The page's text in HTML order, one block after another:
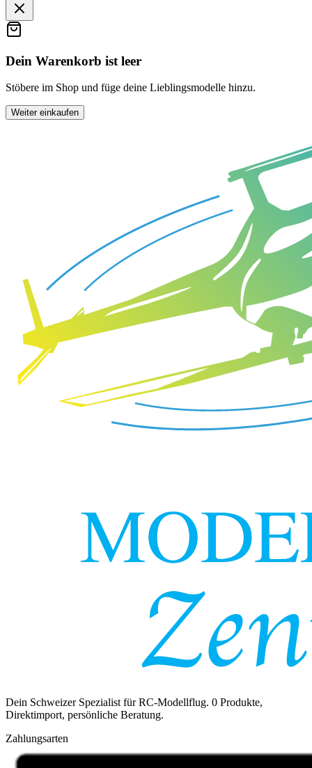
Dein Warenkorb ist leer
Stöbere im Shop und füge deine Lieblingsmodelle hinzu.
Weiter einkaufen
Dein Schweizer Spezialist für RC-Modellflug. 0 Produkte,
Direktimport, persönliche Beratung.
Zahlungsarten